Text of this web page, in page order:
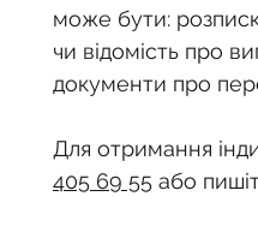
може бути:
чи відомість про
документи про
Для отримання
405 69 55 або